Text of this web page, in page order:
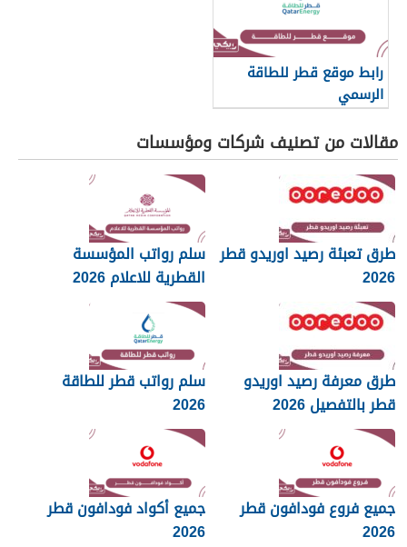
رابط موقع قطر للطاقة
الرسمي
مقالات من تصنيف شركات ومؤسسات
طرق تعبئة رصيد اوريدو قطر
2026
سلم رواتب المؤسسة
القطرية للاعلام 2026
طرق معرفة رصيد اوريدو
قطر بالتفصيل 2026
سلم رواتب قطر للطاقة
2026
جميع فروع فودافون قطر
2026
جميع أكواد فودافون قطر
2026